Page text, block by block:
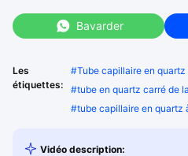
Bavarder
Les
étiquettes:
#Tube capillaire en
#tube en quartz carré de
#tube capillaire en quartz
Vidéo description: